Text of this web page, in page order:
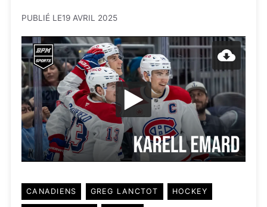
PUBLIÉ LE19 AVRIL 2025
CANADIENS GREG LANCTOT HOCKEY